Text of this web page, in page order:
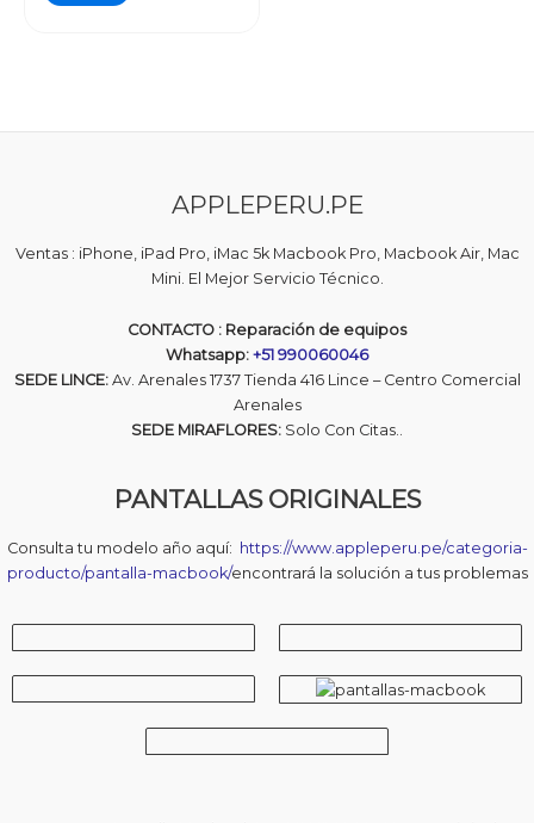
APPLEPERU.PE
Ventas : iPhone, iPad Pro, iMac 5k Macbook Pro, Macbook Air, Mac
Mini. El Mejor Servicio Técnico.
CONTACTO : Reparación de equipos
Whatsapp: +51 990060046
SEDE LINCE: Av. Arenales 1737 Tienda 416 Lince – Centro Comercial
Arenales
SEDE MIRAFLORES: Solo Con Citas..
PANTALLAS ORIGINALES
Consulta tu modelo año aquí: https://www.appleperu.pe/categoria-
producto/pantalla-macbook/encontrará la solución a tus problemas